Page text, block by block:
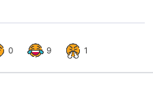
0 9 1